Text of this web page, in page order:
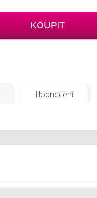
KOUPIT
Hodnocení